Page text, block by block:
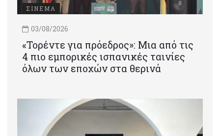
ΣΙΝΕΜΑ
03/08/2026
«Τορέντε για πρόεδρος»: Mια από τις
4 πιο εμπορικές ισπανικές ταινίες
όλων των εποχών στα θερινά